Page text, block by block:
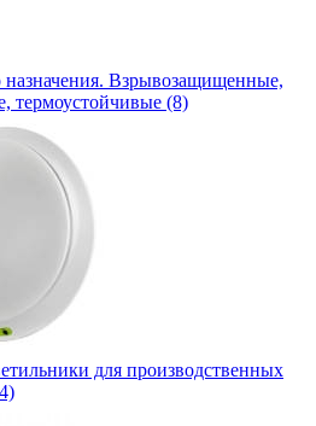
назначения. Взрывозащищенные,
термоустойчивые (8)
для производственных